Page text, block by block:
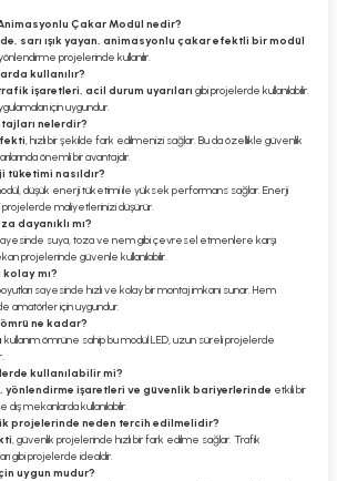
Çakar Modül nedir?
sarı ışık yayan, animasyonlu çakar efektli bir modül
projelerinde kullanılır.
kullanılır?
işaretleri, acil durum uyarıları gibi projelerde kullanılabilir.
için uygundur.
nelerdir?
, hızlı bir şekilde fark edilmenizi sağlar. Bu da özellikle güvenlik
önemli bir avantajdır.
tüketimi nasıldır?
düşük enerji tüketimi ile yüksek performans sağlar. Enerji
maliyetlerinizi düşürür.
dayanıklı mı?
sayesinde suya, toza ve nem gibi çevresel etmenlere karşı
projelerinde güvenle kullanılabilir.
mı?
sayesinde hızlı ve kolay bir montaj imkanı sunar. Hem
amatörler için uygundur.
ne kadar?
kullanım ömrüne sahip bu modül LED, uzun süreli projelerde
kullanılabilir mi?
işaretleri ve güvenlik bariyerlerinde etkili bir
mekanlarda kullanılabilir.
projelerinde neden tercih edilmelidir?
, güvenlik projelerinde hızlı bir fark edilme sağlar. Trafik
gibi projelerde idealdir.
uygun mudur?